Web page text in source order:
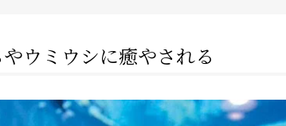
ウミウシに癒やされる